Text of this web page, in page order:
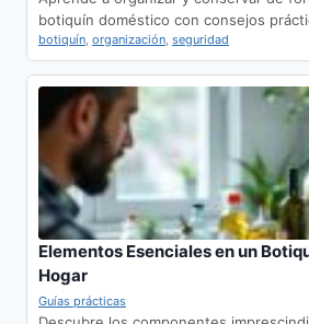
botiquín doméstico con consejos
botiquín, organización, seguridad
Elementos Esenciales en un
Hogar
Guías prácticas